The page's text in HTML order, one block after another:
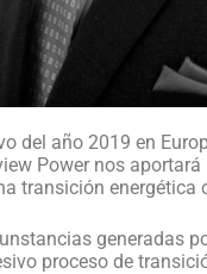
del año 2019 en
Power nos
transición energética
generadas
proceso de